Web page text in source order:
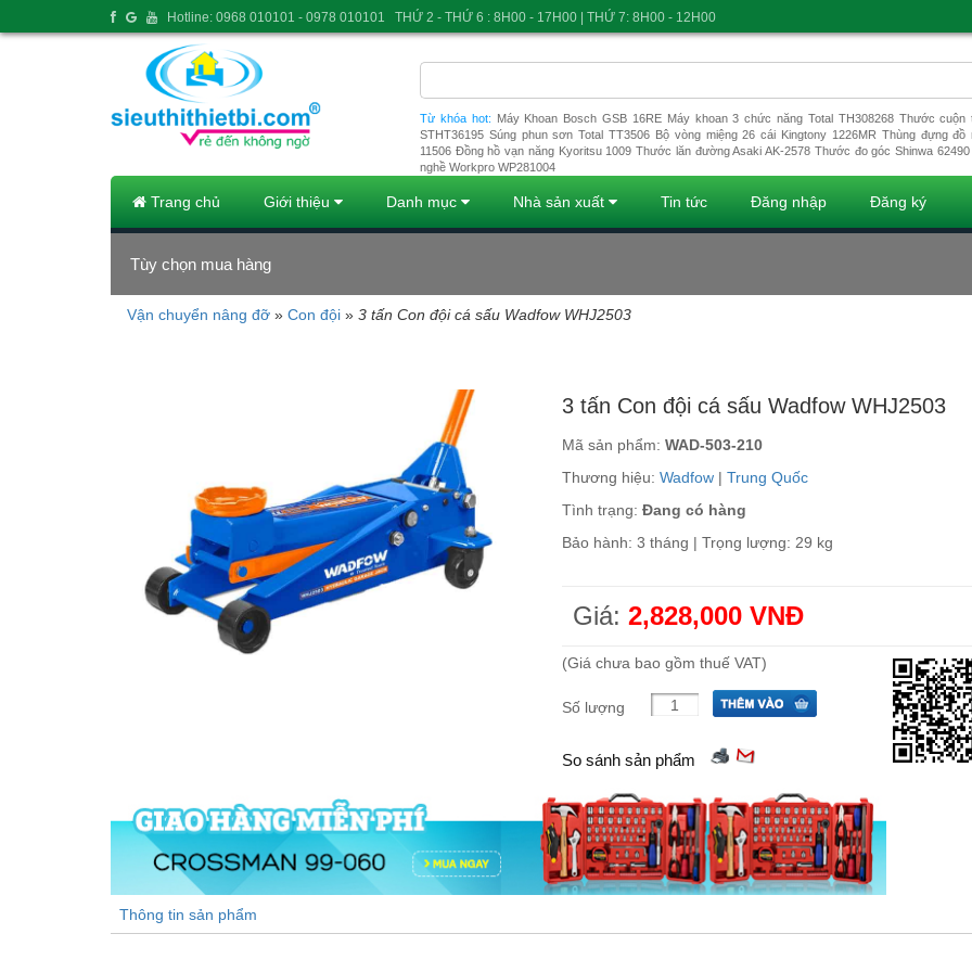
Từ khóa hot: Máy Khoan Bosch GSB 16RE Máy khoan 3 chức năng Total TH308268 Thước cuộn
STHT36195 Súng phun sơn Total TT3506 Bộ vòng miệng 26 cái Kingtony 1226MR Thùng đựng đồ
11506 Đồng hồ vạn năng Kyoritsu 1009 Thước lăn đường Asaki AK-2578 Thước đo góc Shinwa 62490
nghề Workpro WP281004
Trang chủ Giới thiệu Danh mục Nhà sản xuất Tin tức Đăng nhập Đăng ký
Tùy chọn mua hàng
Vận chuyển nâng đỡ » Con đội » 3 tấn Con đội cá sấu Wadfow WHJ2503
3 tấn Con đội cá sấu Wadfow WHJ2503
Mã sản phẩm:WAD-503-210
Thương hiệu:Wadfow |Trung Quốc
Tình trạng: Đang có hàng
Bảo hành: 3 tháng | Trọng lượng: 29 kg
Giá:2,828,000 VNĐ
(Giá chưa bao gồm thuế VAT)
Số lượng
So sánh sản phẩm
Thông tin sản phẩm
Hotline: 0968 010101 - 0978 010101 THỨ 2 - THỨ 6 : 8H00 - 17H00 | THỨ 7: 8H00 - 12H00